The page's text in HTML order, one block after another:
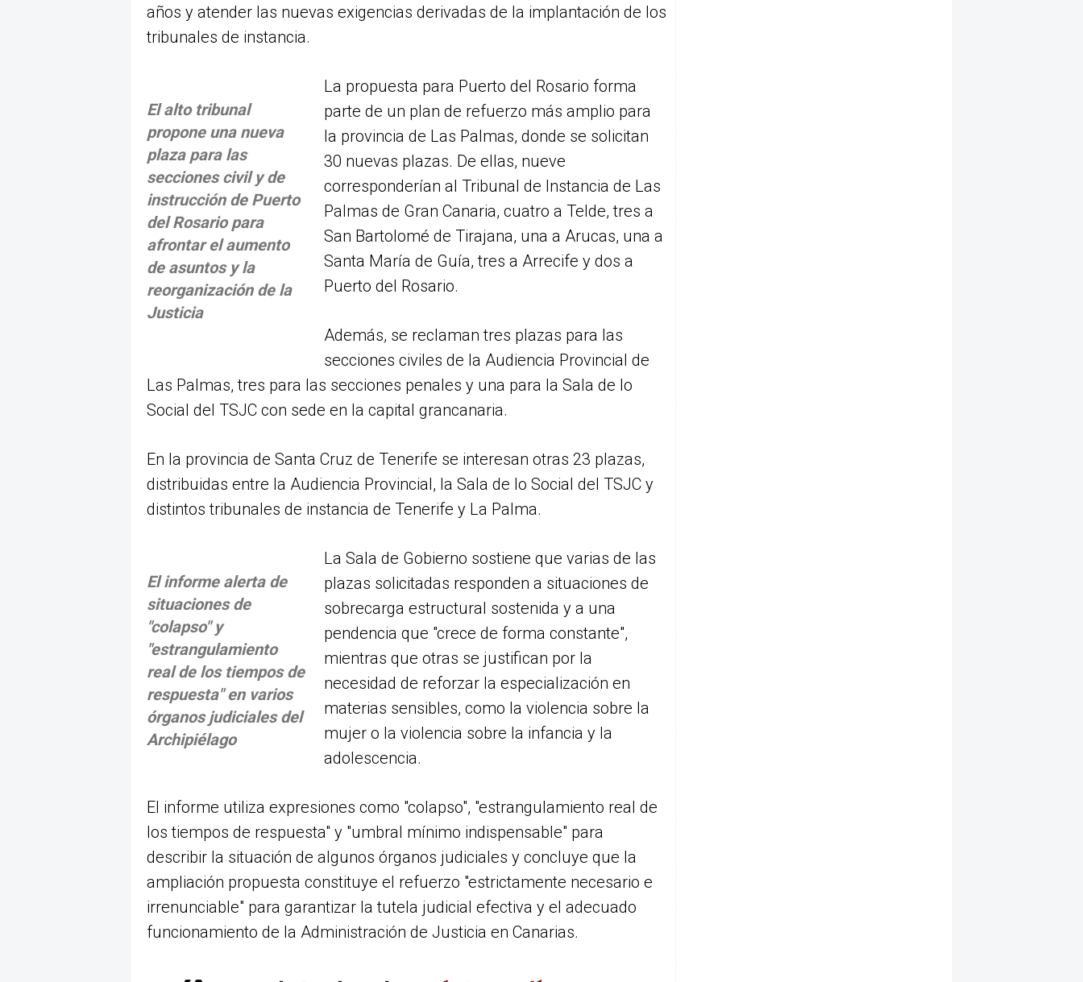
años y atender las nuevas exigencias derivadas de la implantación de los
tribunales de instancia.
El alto tribunal
propone una nueva
plaza para las
secciones civil y de
instrucción de Puerto
del Rosario para
afrontar el aumento
de asuntos y la
reorganización de la
Justicia
La propuesta para Puerto del Rosario forma
parte de un plan de refuerzo más amplio para
la provincia de Las Palmas, donde se solicitan
30 nuevas plazas. De ellas, nueve
corresponderían al Tribunal de Instancia de Las
Palmas de Gran Canaria, cuatro a Telde, tres a
San Bartolomé de Tirajana, una a Arucas, una a
Santa María de Guía, tres a Arrecife y dos a
Puerto del Rosario.
Además, se reclaman tres plazas para las
secciones civiles de la Audiencia Provincial de
Las Palmas, tres para las secciones penales y una para la Sala de lo
Social del TSJC con sede en la capital grancanaria.
En la provincia de Santa Cruz de Tenerife se interesan otras 23 plazas,
distribuidas entre la Audiencia Provincial, la Sala de lo Social del TSJC y
distintos tribunales de instancia de Tenerife y La Palma.
El informe alerta de
situaciones de
"colapso" y
"estrangulamiento
real de los tiempos de
respuesta" en varios
órganos judiciales del
Archipiélago
La Sala de Gobierno sostiene que varias de las
plazas solicitadas responden a situaciones de
sobrecarga estructural sostenida y a una
pendencia que "crece de forma constante",
mientras que otras se justifican por la
necesidad de reforzar la especialización en
materias sensibles, como la violencia sobre la
mujer o la violencia sobre la infancia y la
adolescencia.
El informe utiliza expresiones como "colapso", "estrangulamiento real de
los tiempos de respuesta" y "umbral mínimo indispensable" para
describir la situación de algunos órganos judiciales y concluye que la
ampliación propuesta constituye el refuerzo "estrictamente necesario e
irrenunciable" para garantizar la tutela judicial efectiva y el adecuado
funcionamiento de la Administración de Justicia en Canarias.